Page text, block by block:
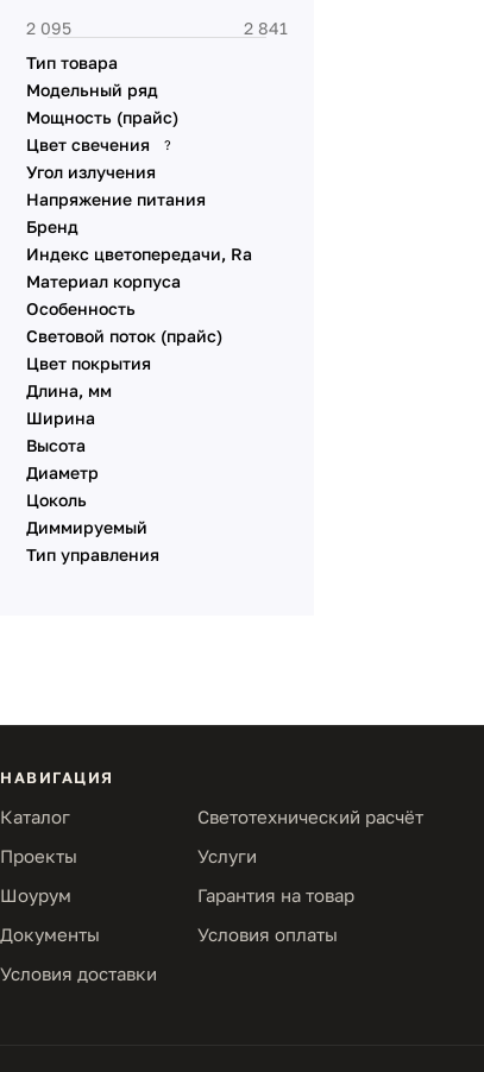
Тип товара
Модельный ряд
Мощность (прайс)
Цвет свечения
?
Угол излучения
Напряжение питания
Бренд
Индекс цветопередачи, Ra
Материал корпуса
Особенность
Световой поток (прайс)
Цвет покрытия
Длина, мм
Ширина
Высота
Диаметр
Цоколь
Диммируeмый
Тип управления
НАВИГАЦИЯ
Каталог
Светотехнический расчёт
Проекты
Услуги
Шоурум
Гарантия на товар
Документы
Условия оплаты
Условия доставки